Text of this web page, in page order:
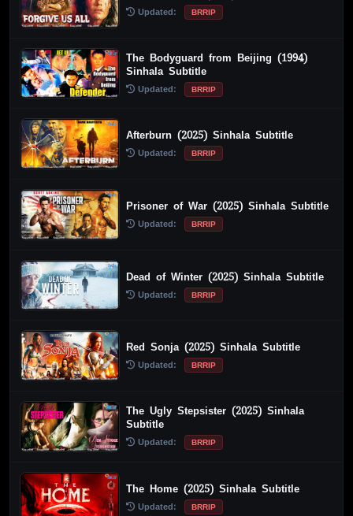
Updated: BRRIP
The Bodyguard from Beijing (1994)
Sinhala Subtitle
Updated: BRRIP
Afterburn (2025) Sinhala Subtitle
Updated: BRRIP
Prisoner of War (2025) Sinhala Subtitle
Updated: BRRIP
Dead of Winter (2025) Sinhala Subtitle
Updated: BRRIP
Red Sonja (2025) Sinhala Subtitle
Updated: BRRIP
The Ugly Stepsister (2025) Sinhala
Subtitle
Updated: BRRIP
The Home (2025) Sinhala Subtitle
Updated: BRRIP